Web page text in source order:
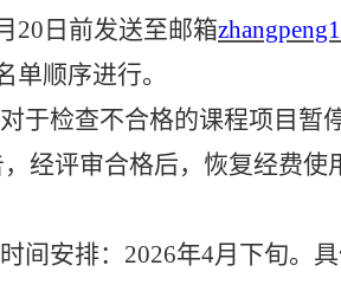
20日前发送至邮箱
单顺序进行。
于检查不合格的课程项目 暂
经评审合格后，恢复经费使
间安排：2026年4月 下旬。